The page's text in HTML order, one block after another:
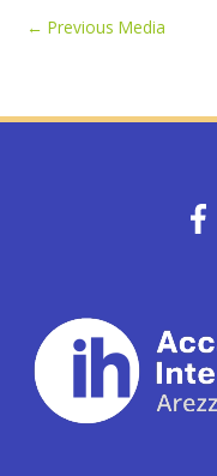
← Previous Media